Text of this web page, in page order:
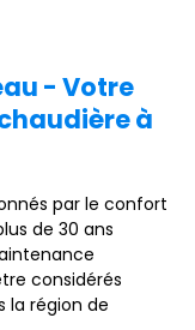
- Votre
à
par le confort
de 30 ans
considérés
la région de